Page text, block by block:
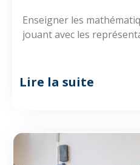
Enseigner les
jouant avec les
Lire la suite